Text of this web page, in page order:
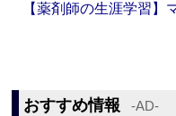
【薬剤師の生涯学習】
おすすめ情報 ‐AD‐